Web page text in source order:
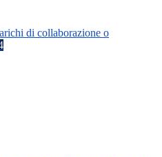
di collaborazione o